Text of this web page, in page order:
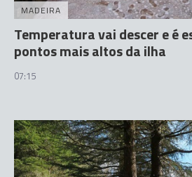
MADEIRA
Temperatura vai descer e é
pontos mais altos da ilha
07:15